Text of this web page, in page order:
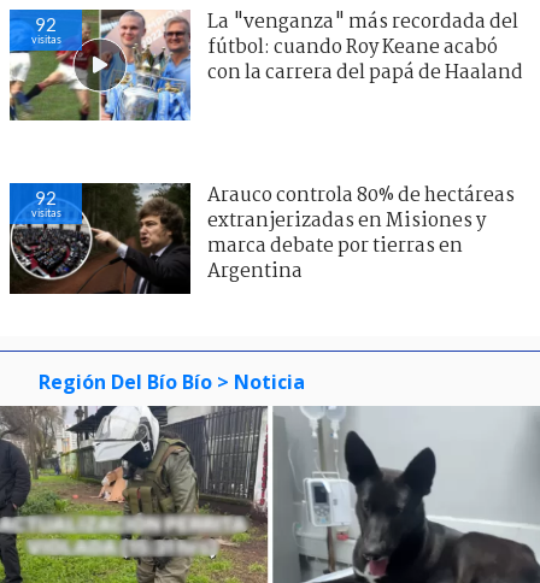
92
visitas
La "venganza" más recordada del
fútbol: cuando Roy Keane acabó
con la carrera del papá de Haaland
92
visitas
Arauco controla 80% de hectáreas
extranjerizadas en Misiones y
marca debate por tierras en
Argentina
Región Del Bío Bío > Noticia